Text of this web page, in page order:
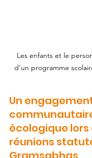
Les enfants et le
d'un programme
Un
écologique lors
réunions